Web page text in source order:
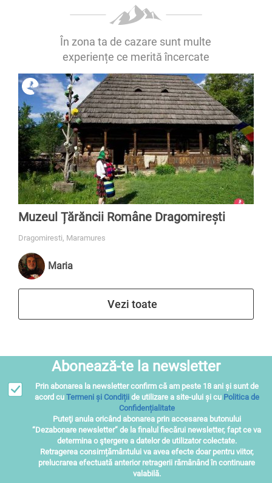
În zona ta de cazare sunt multe
experiențe ce merită încercate
Muzeul Țărăncii Române Dragomirești
Dragomiresti, Maramures
Maria
Vezi toate
Abonează-te la newsletter
Prin abonarea la newsletter confirm că am peste 18 ani și sunt de
acord cu Termeni și Condițiide utilizare a site-ului și cu Politica de
Confidențialitate
Puteţi anula oricând abonarea prin accesarea butonului
“Dezabonare newsletter” de la finalul fiecărui newsletter, fapt ce va
determina o ştergere a datelor de utilizator colectate.
Retragerea consimțământului va avea efecte doar pentru viitor,
prelucrarea efectuată anterior retragerii rămânând în continuare
valabilă.